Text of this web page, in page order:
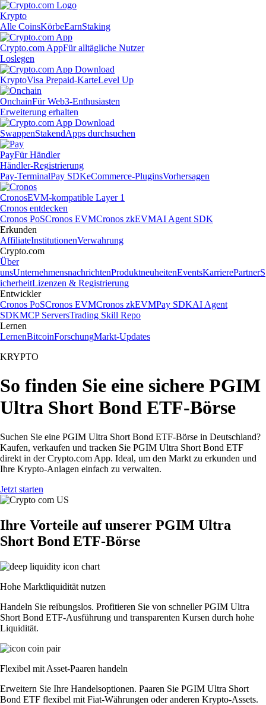
Krypto
Alle CoinsKörbeEarnStaking
Crypto.com AppFür alltägliche Nutzer
Loslegen
KryptoVisa Prepaid-KarteLevel Up
OnchainFür Web3-Enthusiasten
Erweiterung erhalten
SwappenStakendApps durchsuchen
PayFür Händler
Händler-Registrierung
Pay-TerminalPay SDKeCommerce-PluginsVorhersagen
CronosEVM-kompatible Layer 1
Cronos entdecken
Cronos PoSCronos EVMCronos zkEVMAI Agent SDK
Erkunden
AffiliateInstitutionenVerwahrung
Crypto.com
Über
unsUnternehmensnachrichtenProduktneuheitenEventsKarrierePartnerS
icherheitLizenzen & Registrierung
Entwickler
Cronos PoSCronos EVMCronos zkEVMPay SDKAI Agent
SDKMCP ServersTrading Skill Repo
Lernen
LernenBitcoinForschungMarkt-Updates
KRYPTO
So finden Sie eine sichere PGIM
Ultra Short Bond ETF-Börse
Suchen Sie eine PGIM Ultra Short Bond ETF-Börse in Deutschland?
Kaufen, verkaufen und tracken Sie PGIM Ultra Short Bond ETF
direkt in der Crypto.com App. Ideal, um den Markt zu erkunden und
Ihre Krypto-Anlagen einfach zu verwalten.
Jetzt starten
Ihre Vorteile auf unserer PGIM Ultra
Short Bond ETF-Börse
Hohe Marktliquidität nutzen
Handeln Sie reibungslos. Profitieren Sie von schneller PGIM Ultra
Short Bond ETF-Ausführung und transparenten Kursen durch hohe
Liquidität.
Flexibel mit Asset-Paaren handeln
Erweitern Sie Ihre Handelsoptionen. Paaren Sie PGIM Ultra Short
Bond ETF flexibel mit Fiat-Währungen oder anderen Krypto-Assets.